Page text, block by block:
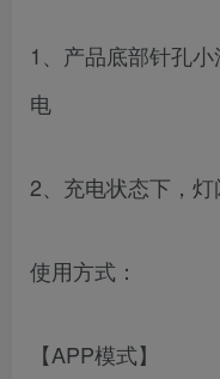
1、产品底部针孔
电
2、充电状态下，灯
使用方式：
【APP模式】